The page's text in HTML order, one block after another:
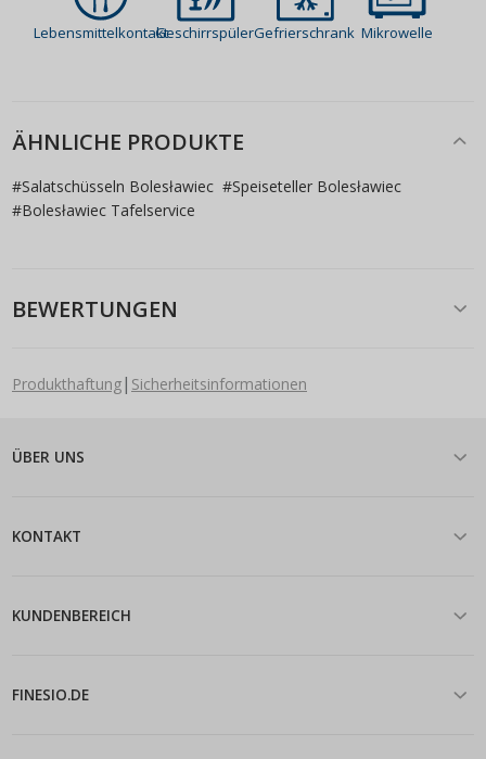
LebensmittelkontaktGeschirrspülerGefrierschrank Mikrowelle
ÄHNLICHE PRODUKTE
#Salatschüsseln Bolesławiec #Speiseteller Bolesławiec
#Bolesławiec Tafelservice
BEWERTUNGEN
Produkthaftung| Sicherheitsinformationen
ÜBER UNS
KONTAKT
KUNDENBEREICH
FINESIO.DE